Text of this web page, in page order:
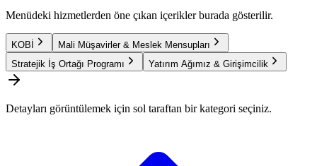
Menüdeki hizmetlerden öne çıkan içerikler burada gösterilir.
KOBİ
Mali Müşavirler & Meslek Mensupları
Stratejik İş Ortağı Programı
Yatırım Ağımız & Girişimcilik
Detayları görüntülemek için sol taraftan bir kategori seçiniz.